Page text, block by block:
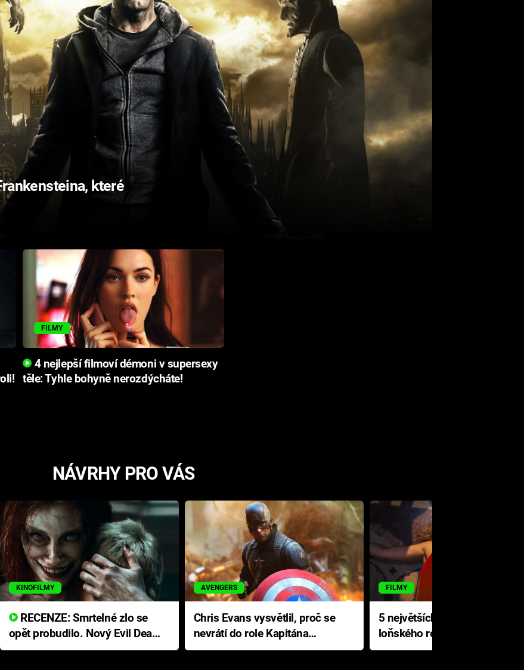
které
FILMY
4 nejlepší filmoví démoni v supersexy
těle: Tyhle bohyně nerozdýcháte!
NÁVRHY PRO VÁS
KINOFILMY
RECENZE: Smrtelné zlo se
opět probudilo. Nový Evil Dead
přichází s neodolatelnou
AVENGERS
Chris Evans vysvětlil, proč se
nevrátí do role Kapitána
Ameriky
FILMY
5 největších propadáků
loňského roku: Disney na
jediné katastrofě prodělal 200